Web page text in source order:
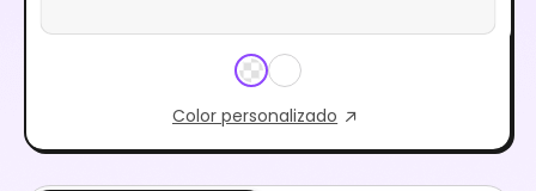
Color personalizado